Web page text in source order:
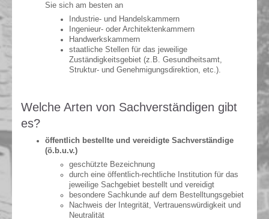
Sie sich am besten an
Industrie- und Handelskammern
Ingenieur- oder Architektenkammern
Handwerkskammern
staatliche Stellen für das jeweilige
Zuständigkeitsgebiet (z.B. Gesundheitsamt,
Struktur- und Genehmigungsdirektion, etc.).
Welche Arten von Sachverständigen gibt
es?
öffentlich bestellte und vereidigte Sachverständige
(ö.b.u.v.)
geschützte Bezeichnung
durch eine öffentlich-rechtliche Institution für das
jeweilige Sachgebiet bestellt und vereidigt
besondere Sachkunde auf dem Bestelltungsgebiet
Nachweis der Integrität, Vertrauenswürdigkeit und
Neutralität